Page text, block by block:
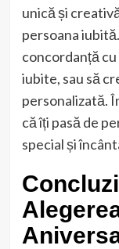
unică și
persoana
concordanță
iubite, sau să
personalizată.
că îți pasă de
special și